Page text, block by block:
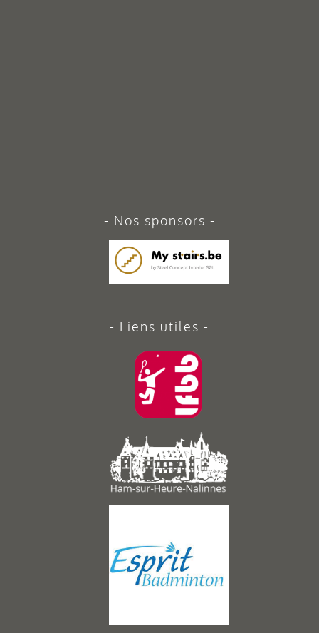
Nos sponsors
Liens utiles